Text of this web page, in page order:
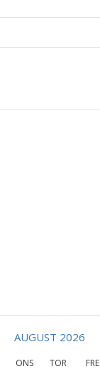
AUGUST 2026
ONS TOR FRE